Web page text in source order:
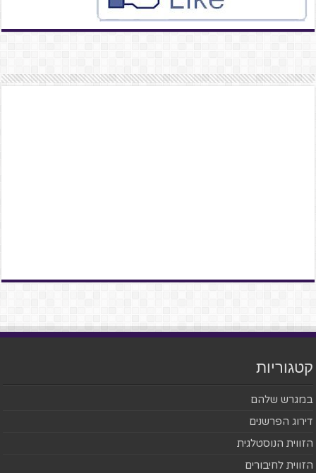
קטגוריות
במגרש שלהם
דירוג הפרשנים
הזווית הנוסטלגית
הזווית לחיבורים